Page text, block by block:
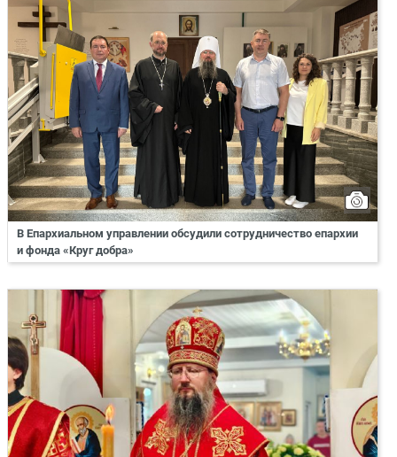
В Епархиальном управлении обсудили сотрудничество епархии
и фонда «Круг добра»